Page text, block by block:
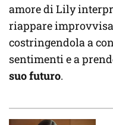
amore di Lily
riappare
costringendola a
sentimenti e a
suo futuro.